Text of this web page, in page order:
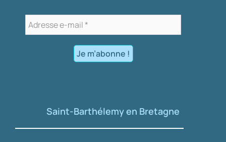
Saint-Barthélemy en Bretagne